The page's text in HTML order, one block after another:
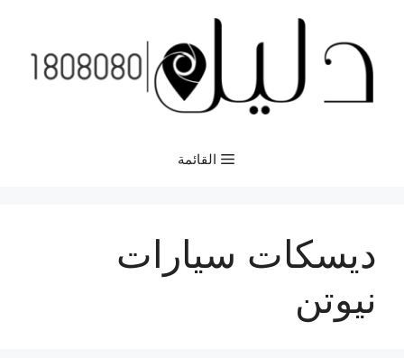
المحتوى
القائمة
ديسكات سيارات
نيوتن